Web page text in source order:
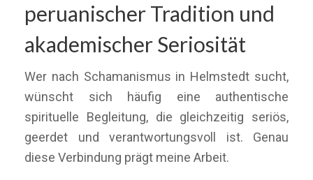
peruanischer Tradition und
akademischer Seriosität
Wer nach Schamanismus in Helmstedt sucht,
wünscht sich häufig eine authentische
spirituelle Begleitung, die gleichzeitig seriös,
geerdet und verantwortungsvoll ist. Genau
diese Verbindung prägt meine Arbeit.